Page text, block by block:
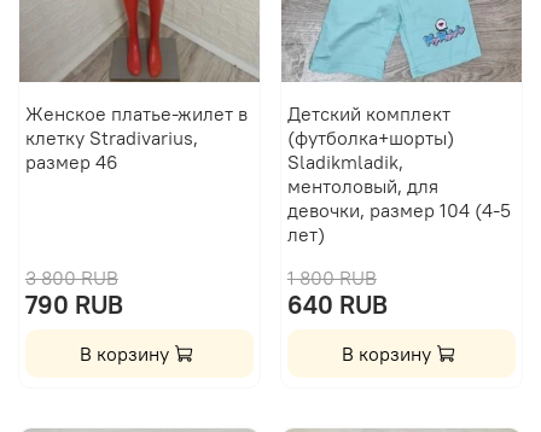
Женское платье-жилет в
клетку Stradivarius,
размер 46
3 800 RUB
790 RUB
В корзину
Детский комплект
(футболка+шорты)
Sladikmladik,
ментоловый, для
девочки, размер 104 (4-5
лет)
1 800 RUB
640 RUB
В корзину